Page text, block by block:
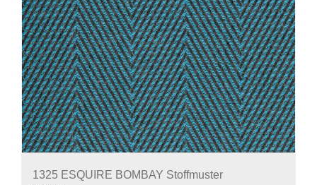
1325 ESQUIRE BOMBAY Stoffmuster